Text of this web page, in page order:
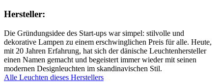
Hersteller:
Die Gründungsidee des Start-ups war simpel: stilvolle und
dekorative Lampen zu einem erschwinglichen Preis für alle. Heute,
mit 20 Jahren Erfahrung, hat sich der dänische Leuchtenhersteller
einen Namen gemacht und begeistert immer wieder mit seinen
modernen Designleuchten im skandinavischen Stil.
Alle Leuchten dieses Herstellers